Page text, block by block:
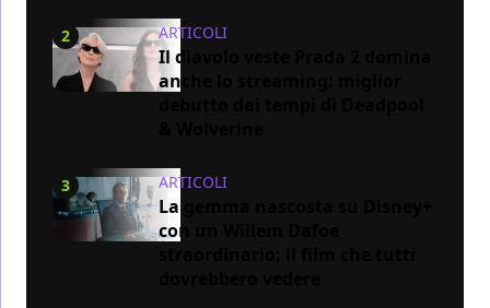
2 ARTICOLI
Il diavolo veste Prada 2 domina
anche lo streaming: miglior
3 ARTICOLI
La gemma nascosta su Disney+
con un Willem Dafoe